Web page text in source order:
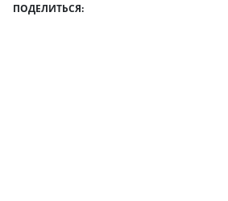
ПОДЕЛИТЬСЯ: